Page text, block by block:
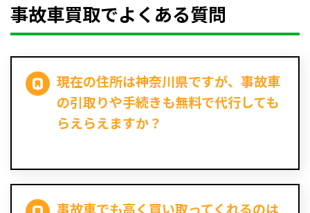
事故車買取でよくある質問
現在の住所は神奈川県ですが、事故車
の引取りや手続きも無料で代行しても
らえらえますか？
事故車でも高く買い取ってくれるのは